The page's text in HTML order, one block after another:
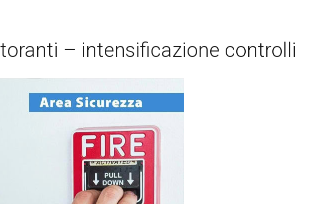
– intensificazione controlli